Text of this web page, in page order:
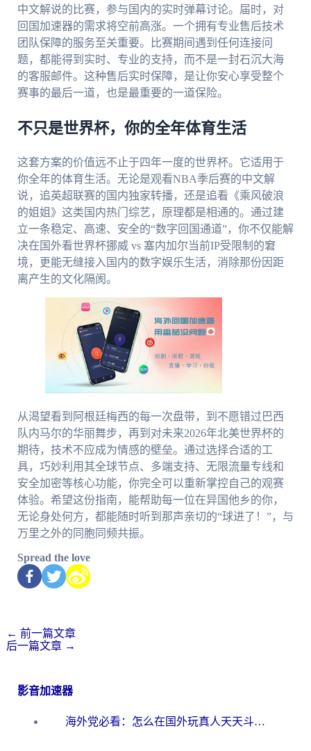
中文解说的比赛，参与国内的实时弹幕讨论。届时，对
回国加速器的需求将空前高涨。一个拥有专业售后技术
团队保障的服务至关重要。比赛期间遇到任何连接问
题，都能得到实时、专业的支持，而不是一封石沉大海
的客服邮件。这种售后实时保障，是让你安心享受整个
赛事的最后一道，也是最重要的一道保险。
不只是世界杯，你的全年体育生活
这套方案的价值远不止于四年一度的世界杯。它适用于
你全年的体育生活。无论是观看NBA季后赛的中文解
说，追英超联赛的国内独家转播，还是追看《乘风破浪
的姐姐》这类国内热门综艺，原理都是相通的。通过建
立一条稳定、高速、安全的“数字回国通道”，你不仅能解
决在国外看世界杯挪威 vs 塞内加尔当前IP受限制的窘
境，更能无缝接入国内的数字娱乐生活，消除那份因距
离产生的文化隔阂。
从渴望看到阿根廷梅西的每一次盘带，到不愿错过巴西
队内马尔的华丽舞步，再到对未来2026年北美世界杯的
期待，技术不应成为情感的壁垒。通过选择合适的工
具，巧妙利用其全球节点、多端支持、无限流量专线和
安全加密等核心功能，你完全可以重新掌控自己的观赛
体验。希望这份指南，能帮助每一位在异国他乡的你，
无论身处何方，都能随时听到那声亲切的“球进了！”，与
万里之外的同胞同频共振。
Spread the love
← 前一篇文章
后一篇文章 →
影音加速器
海外党必看：怎么在国外玩真人天天斗地主？附证券开户、音乐定位修改全攻略